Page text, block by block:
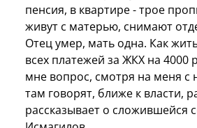
пенсия, в квартире - трое
живут с матерью, снимают
Отец умер, мать одна. Как
всех платежей за ЖКХ на 4000
мне вопрос, смотря на меня с
там говорят, ближе к власти,
рассказывает о сложившейся